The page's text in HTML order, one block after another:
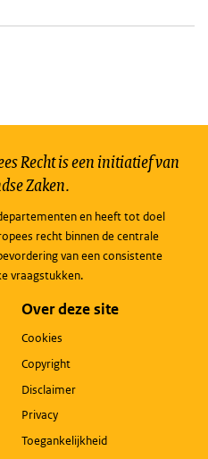
Recht is een initiatief van
Zaken.
en heeft tot doel
recht binnen de centrale
van een consistente
vraagstukken.
Over deze site
Cookies
Copyright
Disclaimer
Privacy
Toegankelijkheid